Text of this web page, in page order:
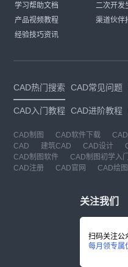
学习帮助文档
产品视频教程
经验技巧资讯
二次开发
渠道伙伴
CAD热门搜索 CAD常见问题
CAD入门教程 CAD进阶教程
CAD制图 CAD软件下载
CAD
建筑CAD CAD设计
CAD制图软件
CAD制图初学入门
CAD注册
CAD官网 CAD绘图
关注我们
扫码关注公
每月领专属